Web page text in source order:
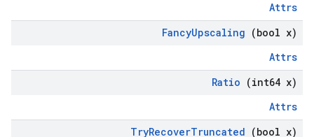
Attrs
FancyUpscaling (bool x)
Attrs
Ratio (int64 x)
Attrs
TryRecoverTruncated (bool x)